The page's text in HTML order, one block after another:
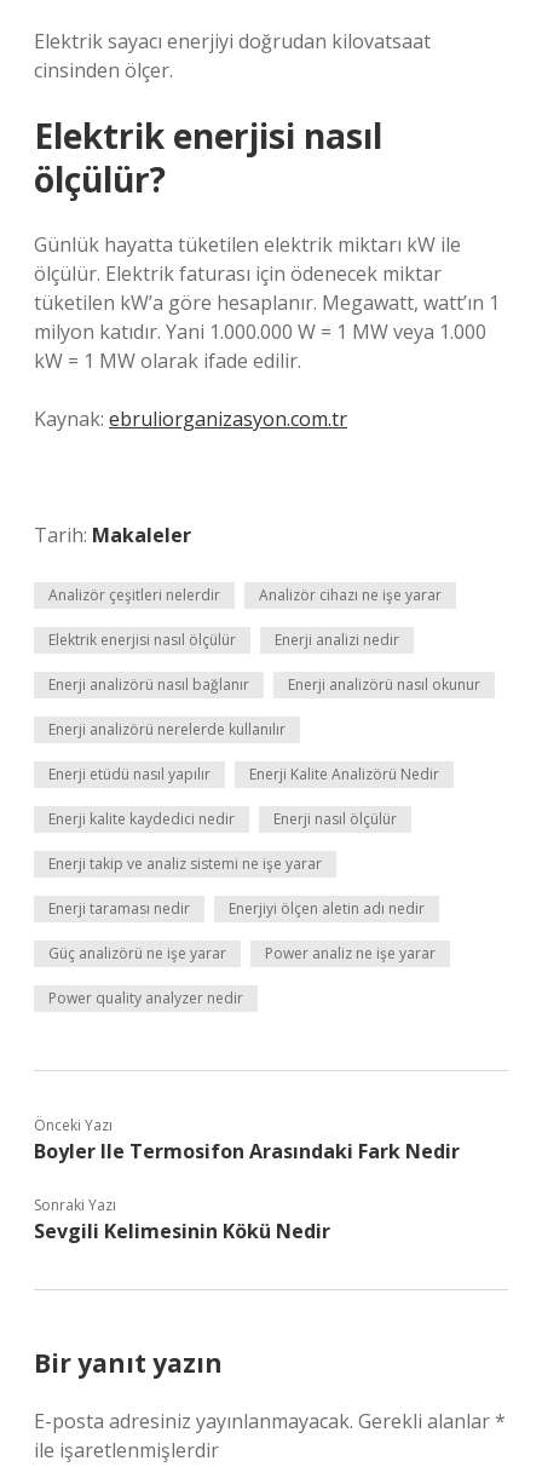
Elektrik sayacı enerjiyi doğrudan kilovatsaat
cinsinden ölçer.
Elektrik enerjisi nasıl
ölçülür?
Günlük hayatta tüketilen elektrik miktarı kW ile
ölçülür. Elektrik faturası için ödenecek miktar
tüketilen kW’a göre hesaplanır. Megawatt, watt’ın 1
milyon katıdır. Yani 1.000.000 W = 1 MW veya 1.000
kW = 1 MW olarak ifade edilir.
Kaynak: ebruliorganizasyon.com.tr
Tarih: Makaleler
Analizör çeşitleri nelerdir Analizör cihazı ne işe yarar
Elektrik enerjisi nasıl ölçülür Enerji analizi nedir
Enerji analizörü nasıl bağlanır Enerji analizörü nasıl okunur
Enerji analizörü nerelerde kullanılır
Enerji etüdü nasıl yapılır Enerji Kalite Analizörü Nedir
Enerji kalite kaydedici nedir Enerji nasıl ölçülür
Enerji takip ve analiz sistemi ne işe yarar
Enerji taraması nedir Enerjiyi ölçen aletin adı nedir
Güç analizörü ne işe yarar Power analiz ne işe yarar
Power quality analyzer nedir
Önceki Yazı
Boyler Ile Termosifon Arasındaki Fark Nedir
Sonraki Yazı
Sevgili Kelimesinin Kökü Nedir
Bir yanıt yazın
E-posta adresiniz yayınlanmayacak. Gerekli alanlar*
ile işaretlenmişlerdir